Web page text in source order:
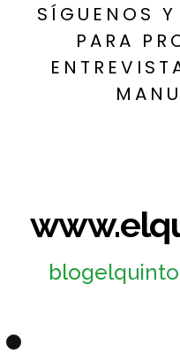
SÍGUENOS
PARA